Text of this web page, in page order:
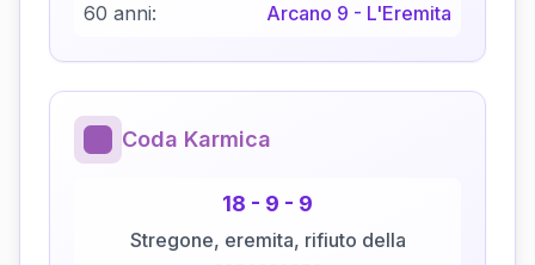
60 anni: Arcano 9 - L'Eremita
Coda Karmica
18 - 9 - 9
Stregone, eremita, rifiuto della